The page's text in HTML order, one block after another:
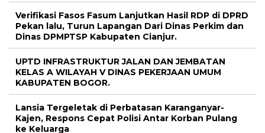
Verifikasi Fasos Fasum Lanjutkan Hasil RDP di DPRD
Pekan lalu, Turun Lapangan Dari Dinas Perkim dan
Dinas DPMPTSP Kabupaten Cianjur.
UPTD INFRASTRUKTUR JALAN DAN JEMBATAN
KELAS A WILAYAH V DINAS PEKERJAAN UMUM
KABUPATEN BOGOR.
Lansia Tergeletak di Perbatasan Karanganyar-
Kajen, Respons Cepat Polisi Antar Korban Pulang
ke Keluarga